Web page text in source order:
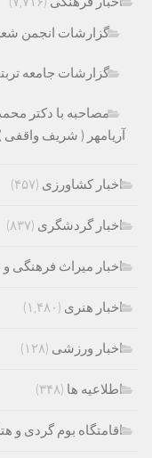
گزارشات انجمن
گزارشات جامعه
مصاحبه با دکتر
آریامهر ( شریف واقفی )
اخبار کشاورزی (۴۵۷)
اخبار گردشگری (۸۳۷)
اخبار میراث فرهنگی
اخبار هنری (۱,۴۸۰)
اخبار ورزشی (۱۲۸)
اطلاعیه ها (۳۴۸)
اقامتگاه بوم گردی و